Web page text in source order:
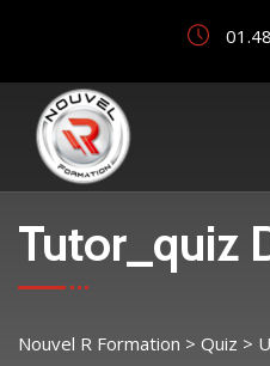
Tutor_quiz
Nouvel R Formation > Quiz >